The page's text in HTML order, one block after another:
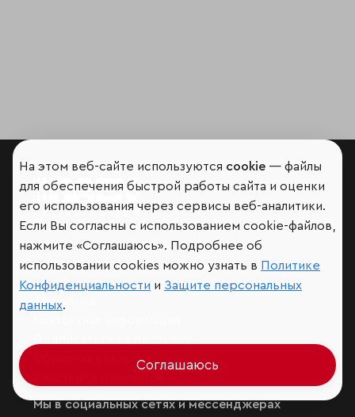
Мир сквозь призму рейтингов
Аналитика
Мы в социальных сетях и мессенджерах
На этом веб-сайте используются cookie — файлы
для обеспечения быстрой работы сайта и оценки
его использования через сервисы веб-аналитики.
Если Вы согласны с использованием cookie-файлов,
нажмите «Соглашаюсь». Подробнее об
использовании cookies можно узнать в Политике
Конфиденциальности и Защите персональных
данных.
Соглашаюсь